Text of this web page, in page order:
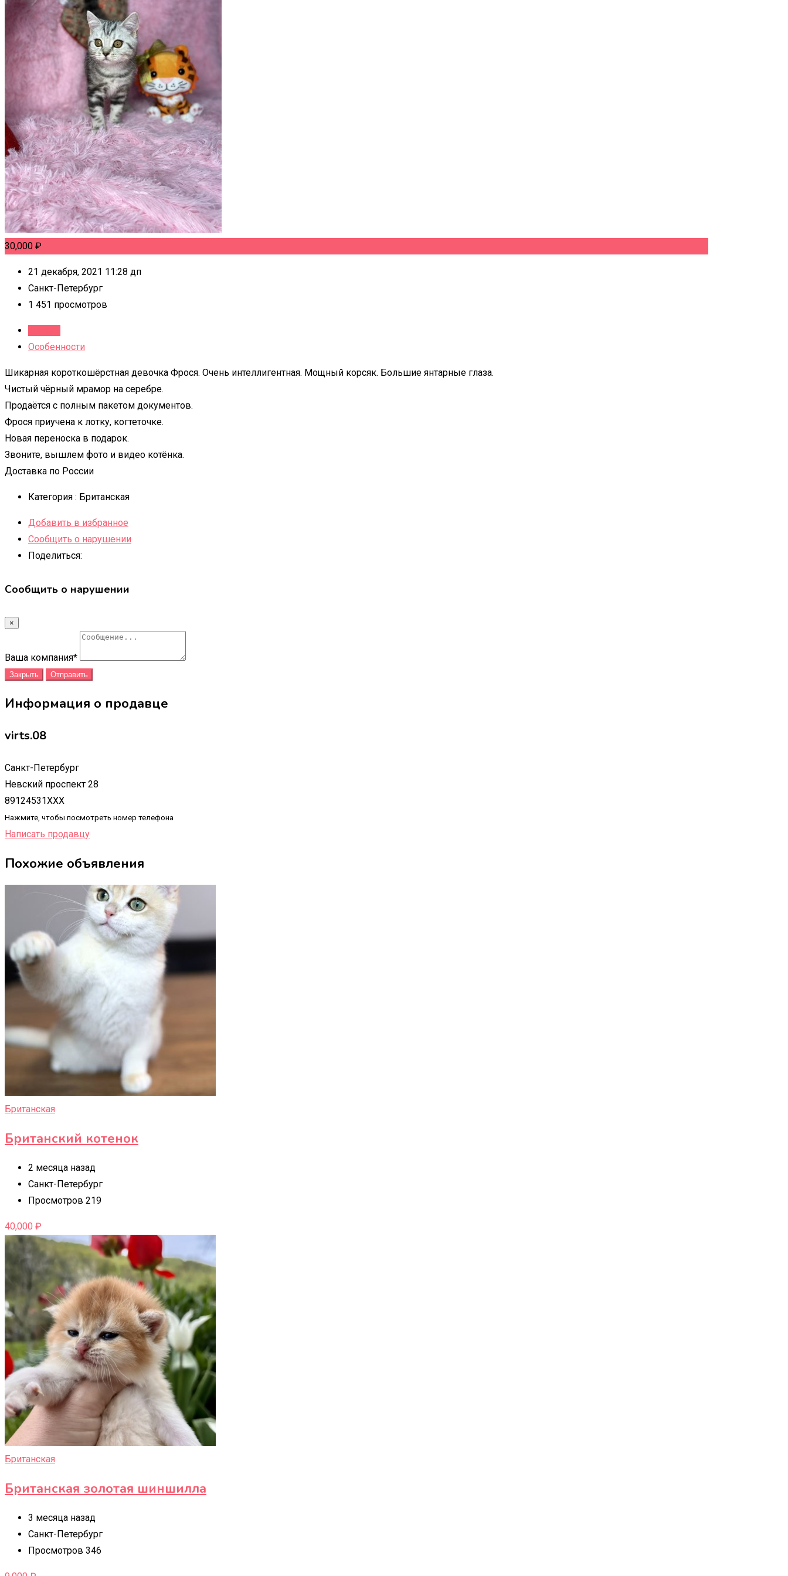
30,000 ₽
21 декабря, 2021 11:28 дп
Санкт-Петербург
1 451 просмотров
Особенности
Шикарная короткошёрстная девочка Фрося. Очень интеллигентная. Мощный корсяк. Большие янтарные глаза.
Чистый чёрный мрамор на серебре.
Продаётся с полным пакетом документов.
Фрося приучена к лотку, когтеточке.
Новая переноска в подарок.
Звоните, вышлем фото и видео котёнка.
Доставка по России
Категория : Британская
Добавить в избранное
Сообщить о нарушении
Поделиться:
Сообщить о нарушении
×
Ваша компания*
Закрыть Отправить
Информация о продавце
virts.08
Санкт-Петербург
Невский проспект 28
89124531XXX
Нажмите, чтобы посмотреть номер телефона
Написать продавцу
Похожие объявления
Британская
Британский котенок
2 месяца назад
Санкт-Петербург
Просмотров 219
40,000 ₽
Британская
Британская золотая шиншилла
3 месяца назад
Санкт-Петербург
Просмотров 346